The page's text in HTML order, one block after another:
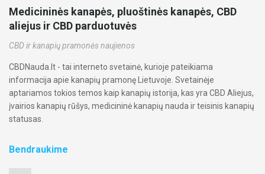
Medicininės kanapės, pluoštinės kanapės, CBD
aliejus ir CBD parduotuvės
CBD ir kanapių pramonės naujienos
CBDNauda.lt - tai interneto svetainė, kurioje pateikiama
informacija apie kanapių pramonę Lietuvoje. Svetainėje
aptariamos tokios temos kaip kanapių istorija, kas yra CBD Aliejus,
įvairios kanapių rūšys, medicininė kanapių nauda ir teisinis kanapių
statusas.
Bendraukime